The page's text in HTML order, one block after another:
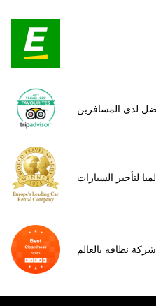
لدى المسافرين
لتأجير السيارات
نظافه بالعالم